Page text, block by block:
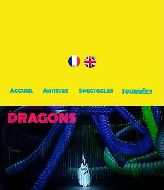
Accueil Artistes Spectacles Tournées
DRAGONS